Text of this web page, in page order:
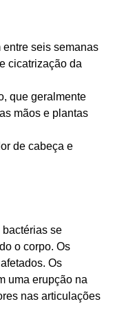
seis semanas
cicatrização da
que geralmente
mãos e plantas
de cabeça e
se
o corpo. Os
Os
uma erupção na
nas articulações